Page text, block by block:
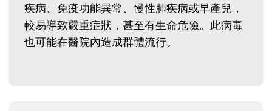
疾病、免疫功能異常、慢性肺疾病或早產兒，
較易導致嚴重症狀，甚至有生命危險。此病毒
也可能在醫院內造成群體流行。